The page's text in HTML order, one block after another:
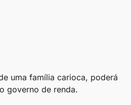
uma família carioca, poderá
governo de renda.